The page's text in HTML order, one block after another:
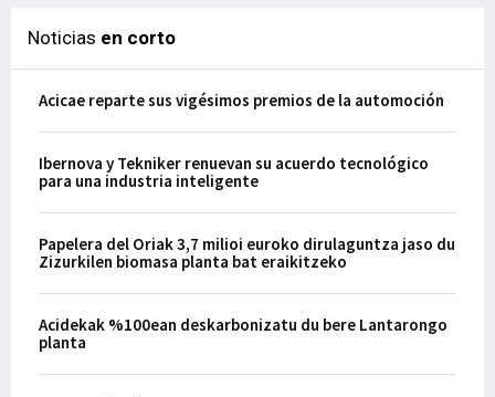
Noticias en corto
Acicae reparte sus vigésimos premios de la automoción
Ibernova y Tekniker renuevan su acuerdo tecnológico
para una industria inteligente
Papelera del Oriak 3,7 milioi euroko dirulaguntza jaso du
Zizurkilen biomasa planta bat eraikitzeko
Acidekak %100ean deskarbonizatu du bere Lantarongo
planta